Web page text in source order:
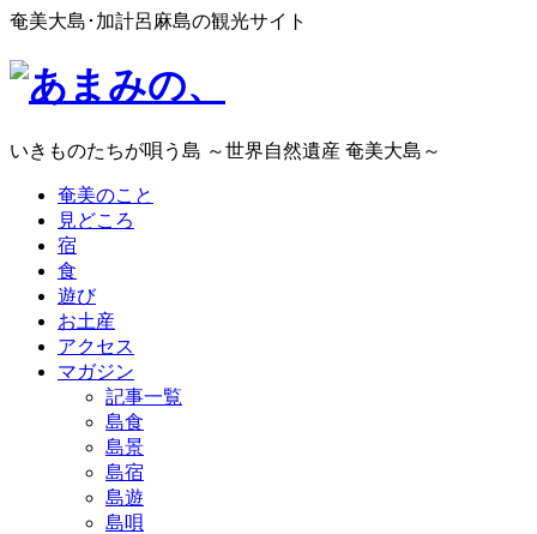
奄美大島･加計呂麻島の観光サイト
いきものたちが唄う島 ～世界自然遺産 奄美大島～
奄美のこと
見どころ
宿
食
遊び
お土産
アクセス
マガジン
記事一覧
島食
島景
島宿
島遊
島唄